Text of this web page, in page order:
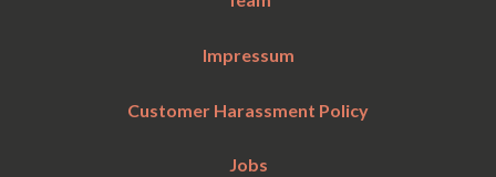
Impressum
Customer Harassment Policy
Jobs